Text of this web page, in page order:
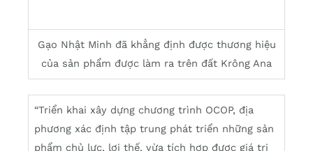
Gạo Nhật Minh đã khẳng định được thương hiệu
của sản phẩm được làm ra trên đất Krông Ana
“Triển khai xây dựng chương trình OCOP, địa
phương xác định tập trung phát triển những sản
phẩm chủ lực, lợi thế, vừa tích hợp được giá trị